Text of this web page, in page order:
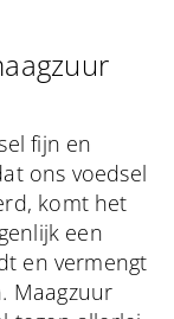
fijn en
ons voedsel
komt het
een
en vermengt
Maagzuur